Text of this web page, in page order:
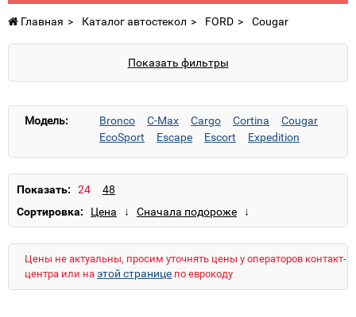
Главная Каталог автостекол FORD Cougar
Показать фильтры
Модель: Bronco C-Max Cargo Cortina
Cougar
EcoSport
Escape Escort
Expedition
Galaxy
Probe
Probe (USA) Puma
Transit (длинный высокий)
Transit (длинный низкий)
Transit Connect
Показать:
Сортировка:
Цены не актуальны, просим уточнять цены у операторов контакт-
центра или на этой странице по еврокоду